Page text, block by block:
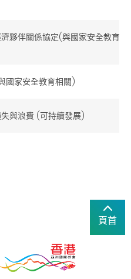
夥伴關係協定(與國家安全教育相
國家安全教育相關)
與浪費 (可持續發展)
頁首